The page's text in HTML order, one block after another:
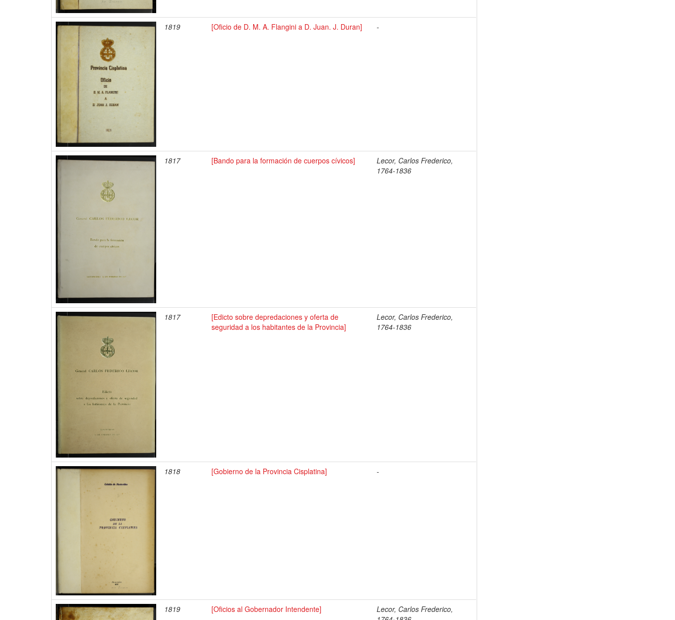
1819 [Oficio de D. M. A. Flangini a D. Juan. J. Duran] -
1817 [Bando para la formación de cuerpos cívicos]
Lecor, Carlos Frederico,
1764-1836
1817
[Edicto sobre depredaciones y oferta de
seguridad a los habitantes de la Provincia]
Lecor, Carlos Frederico,
1764-1836
1818 [Gobierno de la Provincia Cisplatina] -
1819 [Oficios al Gobernador Intendente]
Lecor, Carlos Frederico,